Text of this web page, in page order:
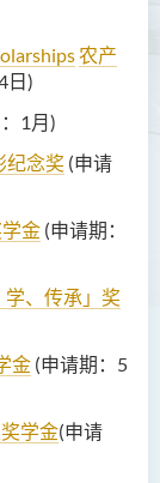
农产
日)
1月)
纪念奖 (申请
金 (申请期：
学、传承」奖
金 (申请期：5
学金(申请